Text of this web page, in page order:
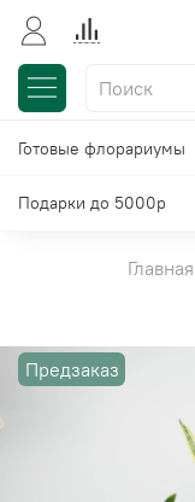
Готовые флорариумы
Подарки до 5000р
Главная
Предзаказ